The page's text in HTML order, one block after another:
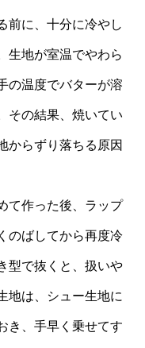
前に、十分に冷やし
生地が室温でやわら
の温度でバターが溶
その結果、焼いてい
からずり落ちる原因
て作った後、ラップ
のばしてから再度冷
型で抜くと、扱いや
地は、シュー生地に
き、手早く乗せてす